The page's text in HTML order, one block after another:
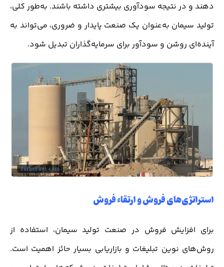
دهند و در نتیجه سودآوری بیشتری داشته باشند. به‌طور کلی،
تولید سیمان به‌عنوان یک صنعت پایدار و ضروری، می‌تواند به
آینده‌ای روشن و سودآور برای سرمایه‌گذاران تبدیل شود.
استراتژی‌های فروش و ارتقاء فروش
برای افزایش فروش در صنعت تولید سیمان، استفاده از
روش‌های نوین تبلیغات و بازاریابی بسیار حائز اهمیت است.